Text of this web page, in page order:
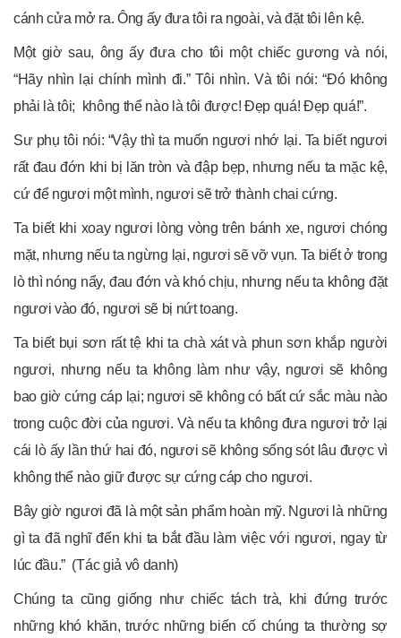
cánh cửa mở ra. Ông ấy đưa tôi ra ngoài, và đặt tôi lên kệ.
Một giờ sau, ông ấy đưa cho tôi một chiếc gương và nói,
“Hãy nhìn lại chính mình đi.” Tôi nhìn. Và tôi nói: “Đó không
phải là tôi; không thể nào là tôi được! Đẹp quá! Đẹp quá!”.
Sư phụ tôi nói: “Vậy thì ta muốn ngươi nhớ lại. Ta biết ngươi
rất đau đớn khi bị lăn tròn và đập bẹp, nhưng nếu ta mặc kệ,
cứ để ngươi một mình, ngươi sẽ trở thành chai cứng.
Ta biết khi xoay ngươi lòng vòng trên bánh xe, ngươi chóng
mặt, nhưng nếu ta ngừng lại, ngươi sẽ vỡ vụn. Ta biết ở trong
lò thì nóng nẩy, đau đớn và khó chịu, nhưng nếu ta không đặt
ngươi vào đó, ngươi sẽ bị nứt toang.
Ta biết bụi sơn rất tệ khi ta chà xát và phun sơn khắp người
ngươi, nhưng nếu ta không làm như vậy, ngươi sẽ không
bao giờ cứng cáp lại; ngươi sẽ không có bất cứ sắc màu nào
trong cuộc đời của ngươi. Và nếu ta không đưa ngươi trở lại
cái lò ấy lần thứ hai đó, ngươi sẽ không sống sót lâu được vì
không thể nào giữ được sự cứng cáp cho ngươi.
Bây giờ ngươi đã là một sản phẩm hoàn mỹ. Ngươi là những
gì ta đã nghĩ đến khi ta bắt đầu làm việc với ngươi, ngay từ
lúc đầu.” (Tác giả vô danh)
Chúng ta cũng giống như chiếc tách trà, khi đứng trước
những khó khăn, trước những biến cố chúng ta thường sợ